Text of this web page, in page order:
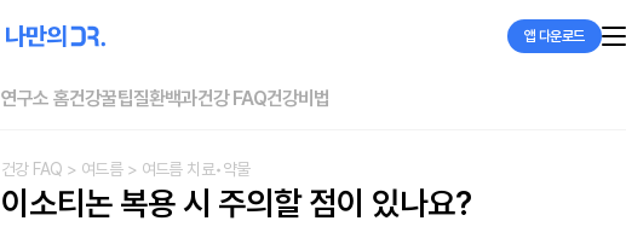
앱 다운로드
연구소 홈건강꿀팁질환백과건강 FAQ건강비법
건강 FAQ > 여드름> 여드름 치료•약물
이소티논 복용 시 주의할 점이 있나요?